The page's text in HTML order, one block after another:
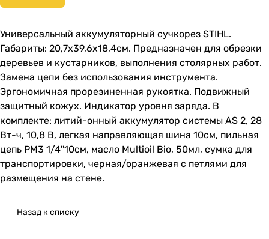
Универсальный аккумуляторный сучкорез STIHL.
Габариты: 20,7x39,6x18,4см. Предназначен для обрезки
деревьев и кустарников, выполнения столярных работ.
Замена цепи без использования инструмента.
Эргономичная прорезиненная рукоятка. Подвижный
защитный кожух. Индикатор уровня заряда. В
комплекте: литий-онный аккумулятор системы AS 2, 28
Вт-ч, 10,8 B, легкая направляющая шина 10см, пильная
цепь PM3 1/4''10см, масло Multioil Bio, 50мл, сумка для
транспортировки, черная/оранжевая с петлями для
размещения на стене.
Назад к списку